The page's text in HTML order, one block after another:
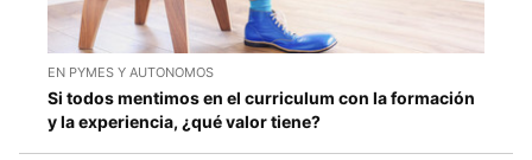
EN PYMES Y AUTONOMOS
Si todos mentimos en el curriculum con la formación
y la experiencia, ¿qué valor tiene?